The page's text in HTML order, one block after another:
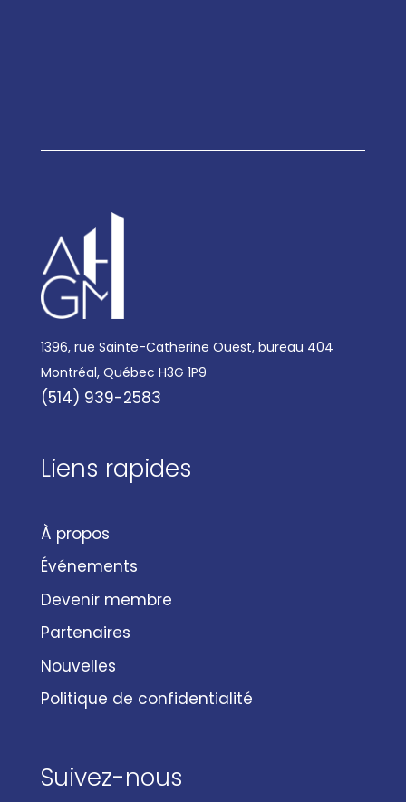
1396, rue Sainte-Catherine Ouest, bureau 404
Montréal, Québec H3G 1P9
(514) 939-2583
Liens rapides
À propos
Événements
Devenir membre
Partenaires
Nouvelles
Politique de confidentialité
Suivez-nous